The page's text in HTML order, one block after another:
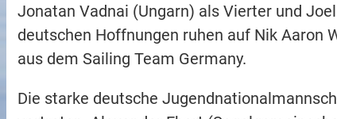
Jonatan Vadnai (Ungarn) als Vierter und
deutschen Hoffnungen ruhen auf Nik Aaron
aus dem Sailing Team Germany.
Die starke deutsche